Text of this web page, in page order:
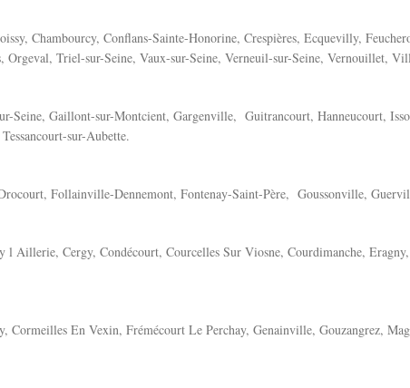
Chambourcy, Conflans-Sainte-Honorine, Crespières, Ecquevilly,
Triel-sur-Seine, Vaux-sur-Seine, Verneuil-sur-Seine, Vernouillet,
Seine, Gaillont-sur-Montcient, Gargenville, Guitrancourt, Hanneucourt,
sur-Aubette.
Follainville-Dennemont, Fontenay-Saint-Père, Goussonville,
l Aillerie, Cergy, Condécourt, Courcelles Sur Viosne, Courdimanche,
Cormeilles En Vexin, Frémécourt Le Perchay, Genainville, Gouzangrez,